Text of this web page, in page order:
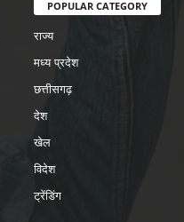
POPULAR CATEGORY
राज्य
मध्य प्रदेश
छत्तीसगढ़
देश
खेल
विदेश
ट्रेंडिंग